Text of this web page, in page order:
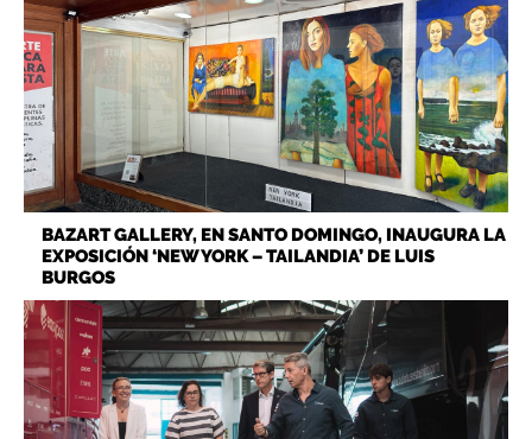
BAZART GALLERY, EN SANTO DOMINGO, INAUGURA LA
EXPOSICIÓN ‘NEW YORK – TAILANDIA’ DE LUIS
BURGOS